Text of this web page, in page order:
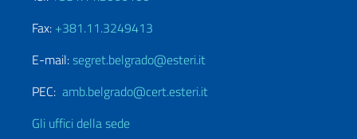
Fax: +381.11.3249413
E-mail:segret.belgrado@esteri.it
PEC: amb.belgrado@cert.esteri.it
Gli uffici della sede